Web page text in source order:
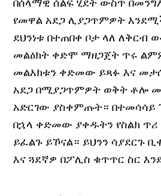
የመዋል አደጋ ሊያጋጥምዎት
ደህንነቱ በተጠበቀ ቦታ ላለ ለቅርብ
መልዕክት ቀድሞ ማዘጋጀት ጥሩ
መልእክቱን ቀድመው ይጻፉ እና
አደጋ በሚያጋጥምዎት ወቅት ቶሎ
አድርገው ያስቀምጡት። በተመሳሳይ
በኋላ ቀድመው ያቀዱትን የስልክ
ይፈልጉ ይኾናል። ይህንን ሳያደርጉ
እና ጓደኛዎ በፖሊስ ቁጥጥር ስር